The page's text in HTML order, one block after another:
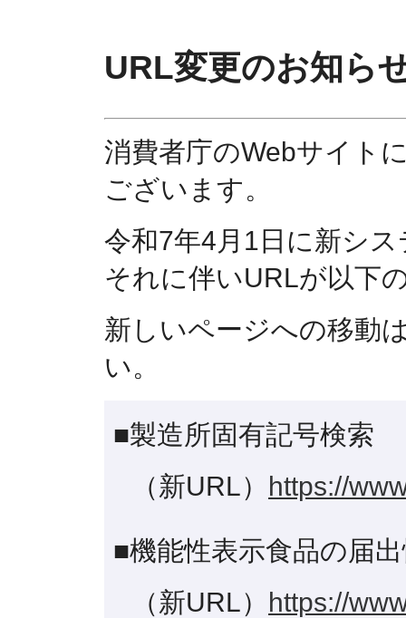
URL変更のお知ら
消費者庁のWebサイト
ございます。
令和7年4月1日に新シ
それに伴いURLが以下
新しいページへの移動
い。
■製造所固有記号検索
（新URL） https://
■機能性表示食品の届
（新URL） https://